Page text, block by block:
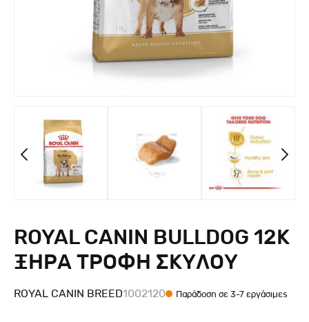
ROYAL CANIN BULLDOG 12K
ΞΗΡΑ ΤΡΟΦΗ ΣΚΥΛΟΥ
ROYAL CANIN BREED1002120 Παράδοση σε 3-7 εργάσιμες